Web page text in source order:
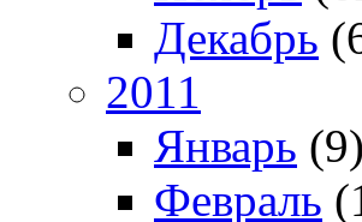
Декабрь
2011
Январь (9)
Февраль